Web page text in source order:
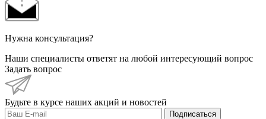
Нужна консультация?
Наши специалисты ответят на любой интересующий вопрос
Задать вопрос
Будьте в курсе наших акций и новостей
Подписаться